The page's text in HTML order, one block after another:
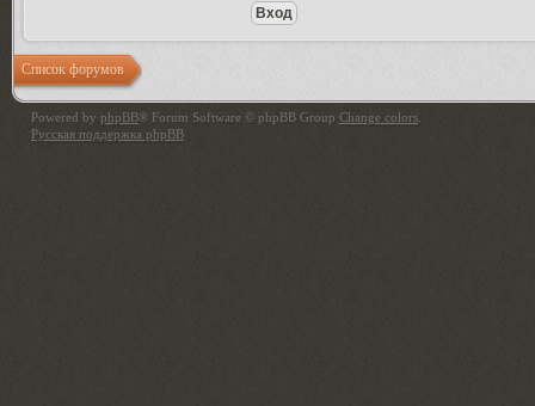
Список форумов
Powered by phpBB® Forum Software © phpBB Group Change colors
Русская поддержка phpBB